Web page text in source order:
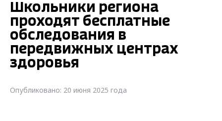
Школьники региона
проходят бесплатные
обследования в
передвижных центрах
здоровья
Опубликовано: 20 июня 2025 года